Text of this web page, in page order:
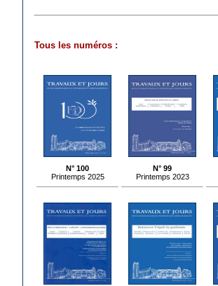
Tous les numéros :
N° 100
Printemps 2025
N° 99
Printemps 2023